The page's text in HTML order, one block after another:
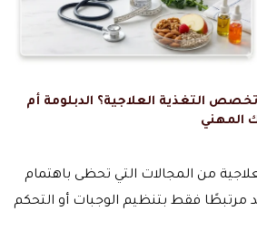
التغذية العلاجية؟ الدبلومة أم
المهني
من المجالات التي تحظى باهتمام
مرتبطًا فقط بتنظيم الوجبات أو التحكم